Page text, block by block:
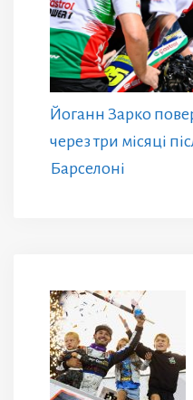
Йоганн Зарко
через три місяці
Барселоні